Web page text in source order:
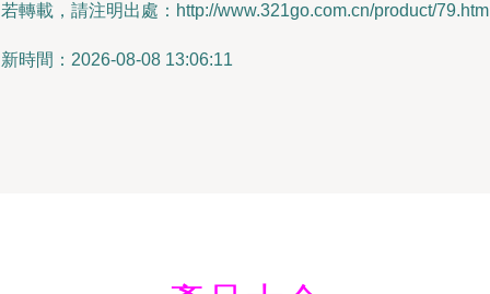
轉載，請注明出處：http://www.321go.com.cn/product/
時間：2026-08-08 13:06:11